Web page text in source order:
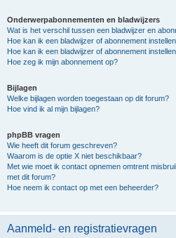
Onderwerpabonnementen en bladwijzers
Wat is het verschil tussen een bladwijzer en
Hoe kan ik een bladwijzer of abonnement
Hoe kan ik een bladwijzer of abonnement
Hoe zeg ik mijn abonnement op?
Bijlagen
Welke bijlagen worden toegestaan op dit forum?
Hoe vind ik al mijn bijlagen?
phpBB vragen
Wie heeft dit forum geschreven?
Waarom is de optie X niet beschikbaar?
Met wie moet ik contact opnemen omtrent
met dit forum?
Hoe neem ik contact op met een beheerder?
Aanmeld- en registratievragen